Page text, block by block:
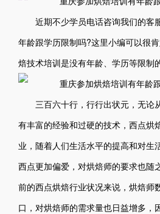
近期不少学员电话咨询我们的客
年龄跟学历限制吗?这里小编可以很
焙技术培训是没有年龄、学历等限制的
三百六十行，行行出状元，无论
有丰富的经验和过硬的技术，西点烘
业，随着人们生活水平的提高和对生
西点更加偏爱，对烘焙师的要求也随
前的西点烘焙行业状况来说，烘焙师
口，对烘焙师的需求量也日益增多，